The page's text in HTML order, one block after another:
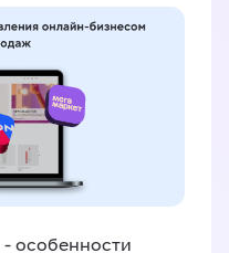
- особенности